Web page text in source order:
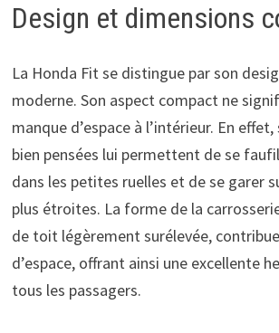
Design et dimensions
La Honda Fit se distingue par son
moderne. Son aspect compact ne
manque d’espace à l’intérieur. En
bien pensées lui permettent de se
dans les petites ruelles et de se garer
plus étroites. La forme de la
de toit légèrement surélevée,
d’espace, offrant ainsi une excellente
tous les passagers.